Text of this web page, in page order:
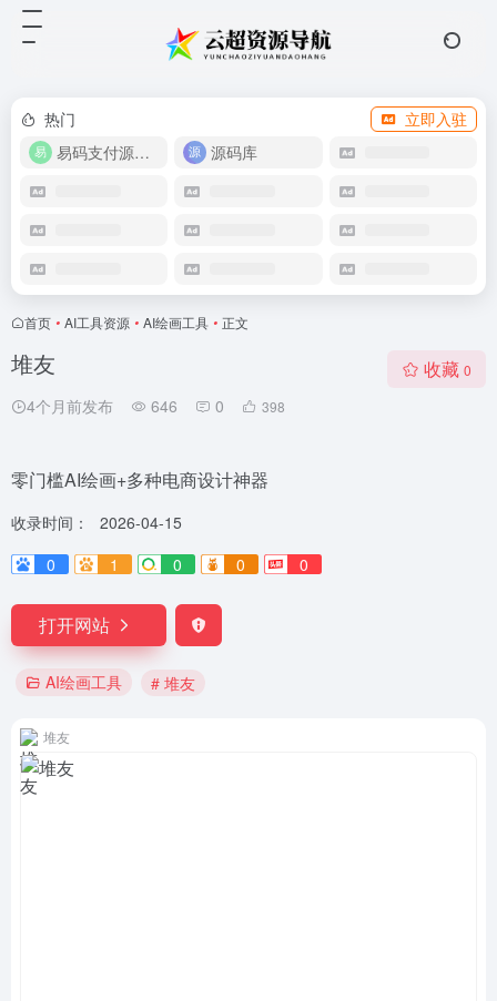
热门
立即入驻
易码支付源码下载
源码库
首页 • AI工具资源 • AI绘画工具 • 正文
堆友
4个月前发布 646 0 398
收藏 0
零门槛AI绘画+多种电商设计神器
收录时间：
2026-04-15
0
1 0 0 0
打开网站
AI绘画工具 # 堆友
堆友